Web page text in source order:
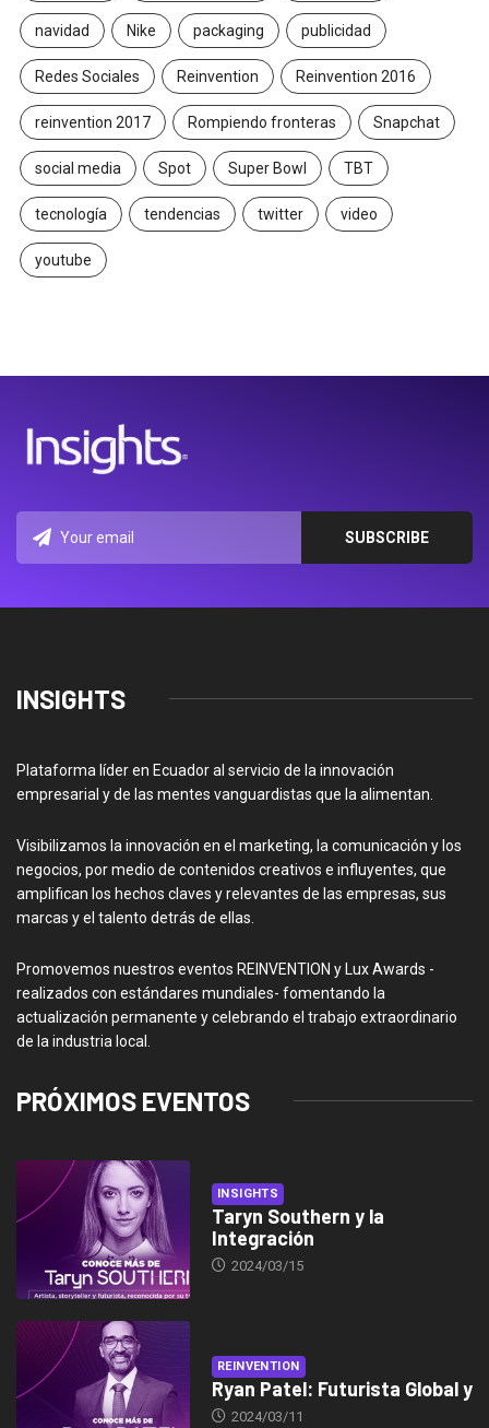
navidad Nike packaging publicidad
Redes Sociales Reinvention Reinvention 2016
reinvention 2017 Rompiendo fronteras Snapchat
social media Spot Super Bowl TBT
tecnología tendencias twitter video
youtube
INSIGHTS
Plataforma líder en Ecuador al servicio de la innovación
empresarial y de las mentes vanguardistas que la alimentan.
Visibilizamos la innovación en el marketing, la comunicación y los
negocios, por medio de contenidos creativos e influyentes, que
amplifican los hechos claves y relevantes de las empresas, sus
marcas y el talento detrás de ellas.
Promovemos nuestros eventos REINVENTION y Lux Awards -
realizados con estándares mundiales- fomentando la
actualización permanente y celebrando el trabajo extraordinario
de la industria local.
PRÓXIMOS EVENTOS
INSIGHTS
Taryn Southern y la
Integración
2024/03/15
REINVENTION
Ryan Patel: Futurista Global y
2024/03/11